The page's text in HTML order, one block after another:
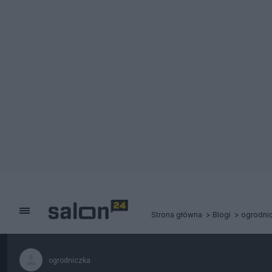
Strona główna Blogi
ogrodniczka